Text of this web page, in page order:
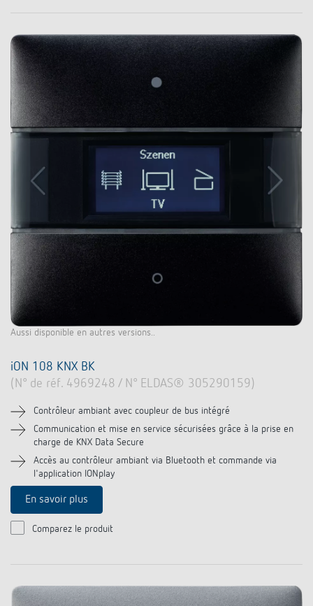
Aussi disponible en autres versions..
iON 108 KNX BK
(N° de réf. 4969248 / N° ELDAS® 305290159)
Contrôleur ambiant avec coupleur de bus intégré
Communication et mise en service sécurisées grâce à la prise en
charge de KNX Data Secure
Accès au contrôleur ambiant via Bluetooth et commande via
l'application IONplay
En savoir plus
Comparez le produit